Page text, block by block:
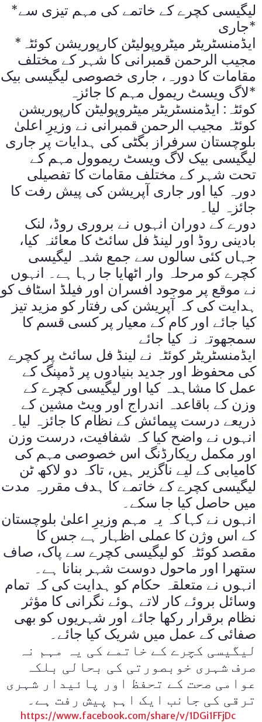
*لیگیسی کچرے کے خاتمے کی مہم تیزی سے
جاری*
*ایڈمنسٹریٹر میٹروپولیٹن کارپوریشن کوئٹہ
مجیب الرحمن قمبرانی کا شہر کے مختلف
مقامات کا دورہ، جاری خصوصی لیگیسی بیک
لاگ ویسٹ ریمول مہم کا جائزہ*
کوئٹہ: ایڈمنسٹریٹر میٹروپولیٹن کارپوریشن
کوئٹہ مجیب الرحمن قمبرانی نے وزیرِ اعلیٰ
بلوچستان سرفراز بگٹی کی ہدایات پر جاری
لیگیسی بیک لاگ ویسٹ ریموول مہم کے
تحت شہر کے مختلف مقامات کا تفصیلی
دورہ کیا اور جاری آپریشن کی پیش رفت کا
جائزہ لیا۔
دورے کے دوران انہوں نے بروری روڈ، لنک
بادینی روڈ اور لینڈ فل سائٹ کا معائنہ کیا،
جہاں کئی سالوں سے جمع شدہ لیگیسی
کچرے کو مرحلہ وار اٹھایا جا رہا ہے۔ انہوں
نے موقع پر موجود افسران اور فیلڈ اسٹاف کو
ہدایت کی کہ آپریشن کی رفتار کو مزید تیز
کیا جائے اور کام کے معیار پر کسی قسم کا
سمجھوتہ نہ کیا جائے
ایڈمنسٹریٹر کوئٹہ نے لینڈ فل سائٹ پر کچرے
کی محفوظ اور جدید بنیادوں پر ڈمپنگ کے
عمل کا مشاہدہ کیا اور لیگیسی کچرے کے
وزن کے باقاعدہ اندراج اور ویٹ مشین کے
ذریعے درست پیمائش کے نظام کا جائزہ لیا۔
انہوں نے واضح کیا کہ شفافیت، درست وزن
اور مکمل ریکارڈنگ اس خصوصی مہم کی
کامیابی کے لیے ناگزیر ہیں، تاکہ دو لاکھ ٹن
لیگیسی کچرے کے خاتمے کا ہدف مقررہ مدت
میں حاصل کیا جا سکے۔
انہوں نے کہا کہ یہ مہم وزیرِ اعلیٰ بلوچستان
کے اس وژن کا عملی اظہار ہے جس کا
مقصد کوئٹہ کو لیگیسی کچرے سے پاک، صاف
ستھرا اور ماحول دوست شہر بنانا ہے۔
انہوں نے متعلقہ حکام کو ہدایت کی کہ تمام
وسائل بروئے کار لاتے ہوئے نگرانی کا مؤثر
نظام برقرار رکھا جائے اور شہریوں کو بھی
صفائی کے عمل میں شریک کیا جائے۔
لیگیسی کچرے کے خاتمے کی یہ مہم نہ
صرف شہری خوبصورتی کی بحالی بلکہ
عوامی صحت کے تحفظ اور پائیدار شہری
ترقی کی جانب ایک اہم پیش رفت ہے۔
https://www.facebook.com/share/v/1DGi1FFjDc